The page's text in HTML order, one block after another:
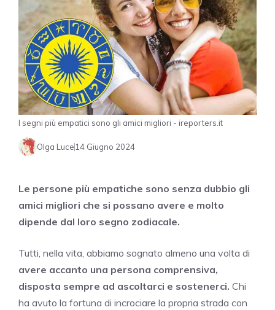
I segni più empatici sono gli amici migliori - ireporters.it
Olga Luce 14 Giugno 2024
Le persone più empatiche sono senza dubbio gli
amici migliori che si possano avere e molto
dipende dal loro segno zodiacale.
Tutti, nella vita, abbiamo sognato almeno una volta di
avere accanto una persona comprensiva,
disposta sempre ad ascoltarci e sostenerci. Chi
ha avuto la fortuna di incrociare la propria strada con